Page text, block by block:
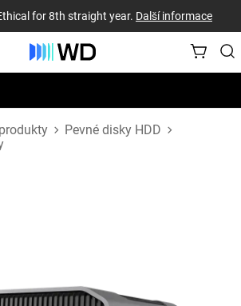
for 8th straight year. Další informace
Pevné disky HDD